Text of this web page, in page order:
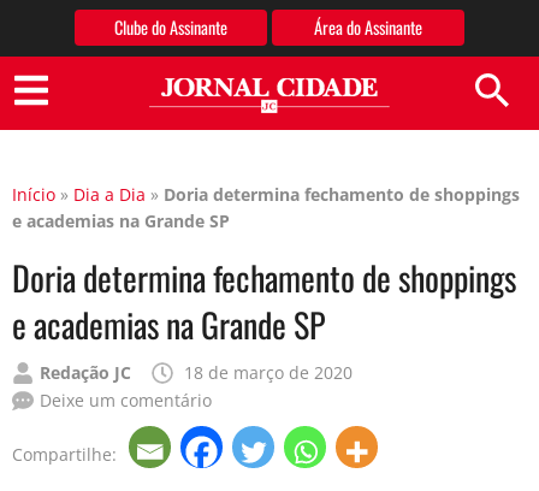
Clube do Assinante Área do Assinante
Jornal Cidade
Início » Dia a Dia » Doria determina fechamento de shoppings
e academias na Grande SP
Doria determina fechamento de shoppings
e academias na Grande SP
Publicado
por
Redação JC
18 de março de 2020
Deixe um comentário
Compartilhe: